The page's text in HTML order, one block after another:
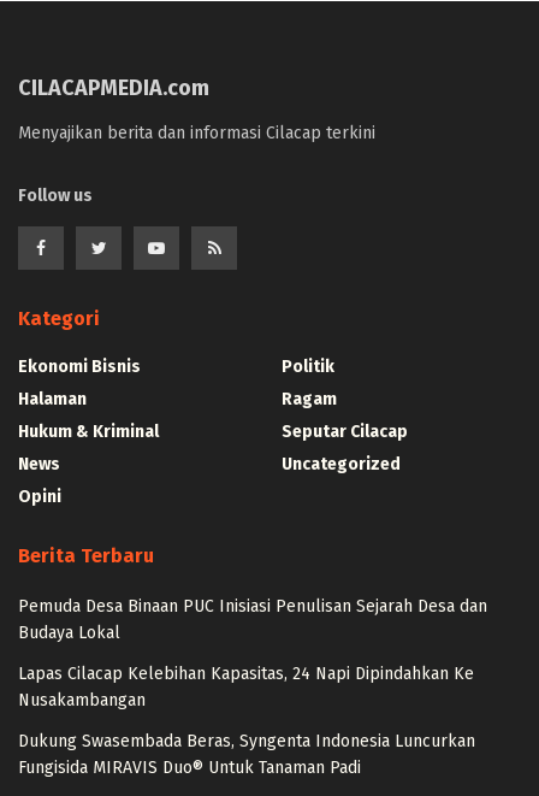
CILACAPMEDIA.com
Menyajikan berita dan informasi Cilacap terkini
Follow us
Kategori
Ekonomi Bisnis
Halaman
Hukum & Kriminal
News
Opini
Politik
Ragam
Seputar Cilacap
Uncategorized
Berita Terbaru
Pemuda Desa Binaan PUC Inisiasi Penulisan Sejarah Desa dan
Budaya Lokal
Lapas Cilacap Kelebihan Kapasitas, 24 Napi Dipindahkan Ke
Nusakambangan
Dukung Swasembada Beras, Syngenta Indonesia Luncurkan
Fungisida MIRAVIS Duo® Untuk Tanaman Padi